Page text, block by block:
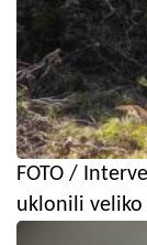
FOTO /
uklonili